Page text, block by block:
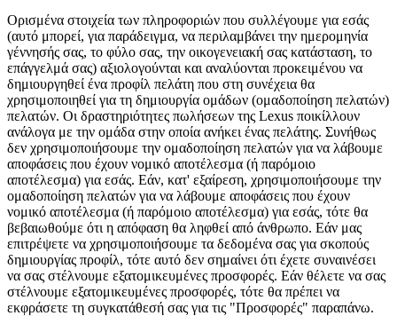
Ορισμένα στοιχεία των πληροφοριών που συλλέγουμε για εσάς
(αυτό μπορεί, για παράδειγμα, να περιλαμβάνει την ημερομηνία
γέννησής σας, το φύλο σας, την οικογενειακή σας κατάσταση, το
επάγγελμά σας) αξιολογούνται και αναλύονται προκειμένου να
δημιουργηθεί ένα προφίλ πελάτη που στη συνέχεια θα
χρησιμοποιηθεί για τη δημιουργία ομάδων (ομαδοποίηση πελατών)
πελατών. Οι δραστηριότητες πωλήσεων της Lexus ποικίλλουν
ανάλογα με την ομάδα στην οποία ανήκει ένας πελάτης. Συνήθως
δεν χρησιμοποιήσουμε την ομαδοποίηση πελατών για να λάβουμε
αποφάσεις που έχουν νομικό αποτέλεσμα (ή παρόμοιο
αποτέλεσμα) για εσάς. Εάν, κατ' εξαίρεση, χρησιμοποιήσουμε την
ομαδοποίηση πελατών για να λάβουμε αποφάσεις που έχουν
νομικό αποτέλεσμα (ή παρόμοιο αποτέλεσμα) για εσάς, τότε θα
βεβαιωθούμε ότι η απόφαση θα ληφθεί από άνθρωπο. Εάν μας
επιτρέψετε να χρησιμοποιήσουμε τα δεδομένα σας για σκοπούς
δημιουργίας προφίλ, τότε αυτό δεν σημαίνει ότι έχετε συναινέσει
να σας στέλνουμε εξατομικευμένες προσφορές. Εάν θέλετε να σας
στέλνουμε εξατομικευμένες προσφορές, τότε θα πρέπει να
εκφράσετε τη συγκατάθεσή σας για τις "Προσφορές" παραπάνω.